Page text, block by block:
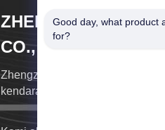
ZHENGZHOU
CO., LTD.
Zhengzhou Cooper Industry
kendaraan komersial bekas
Good day, what product
for?